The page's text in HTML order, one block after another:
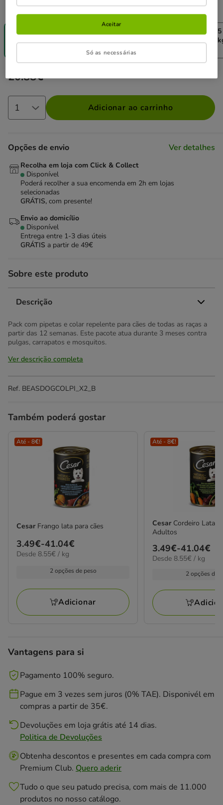
Quantidades:1 coleira x 65 cm + 3 pipetas >15 kg
1 coleira x 65 cm + 3
pipetas >15 kg
pipetas 15 - 30 kg
21.78€
1 coleira x
pipetas >30
Preço 20.88€
20.88€
Adicionar ao carrinho
Opções de envio Ver detalhes
Recolha em loja com Click & Collect
Disponível
Poderá recolher a sua encomenda em 2h em lojas
selecionadas
GRÁTIS, com presente!
Envio ao domicílio
Disponível
Entrega entre 1-3 dias úteis
GRÁTIS a partir de 49€
Sobre este produto
Descrição
Pack com pipetas e colar repelente para cães de todas as raças a
partir das 12 semanas. Este pacote atua durante 3 meses contra
pulgas, carrapatos e mosquitos.
Ver descrição completa
Ref. BEASDOGCOLPI_X2_B
Também poderá gostar
Até - 8€!
Cesar Frango lata para cães
Preço
de
41.04€
3.49€-41.04€
8.55€
Desde 8.55€ / kg
2 opções de peso
Adicionar
Até - 8€!
Cesar Cordeiro Lata
Adultos
Preço
de
41.04€
3.49€-41.04€
8.55€
Desde 8.55€ / kg
2 opções de
Vantagens para si
Pagamento 100% seguro.
Pague em 3 vezes sem juros (0% TAE). Disponivél em
compras a partir de 35€.
Devoluções em loja grátis até 14 dias.
Politica de Devoluções
Obtenha descontos e presentes em cada compra com
Premium Club. Quero aderir
Tudo o que seu patudo precisa, com mais de 11.000
produtos no nosso catálogo.
Só as necessárias
Aceitar